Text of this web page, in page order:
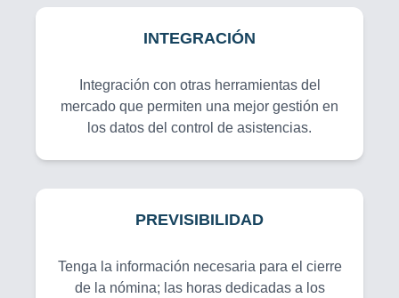
INTEGRACIÓN
Integración con otras herramientas del
mercado que permiten una mejor gestión en
los datos del control de asistencias.
PREVISIBILIDAD
Tenga la información necesaria para el cierre
de la nómina; las horas dedicadas a los